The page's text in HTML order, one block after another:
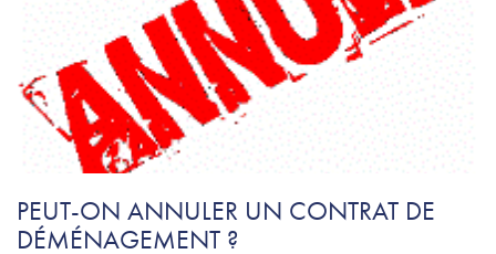
PEUT-ON ANNULER UN CONTRAT DE
DÉMÉNAGEMENT ?